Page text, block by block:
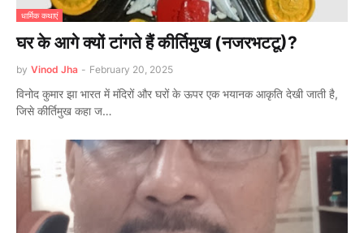
धार्मिक कथाएं
घर के आगे क्यों टांगते हैं कीर्तिमुख (नजरभटटू)?
by Vinod Jha - February 20, 2025
विनोद कुमार झा भारत में मंदिरों और घरों के ऊपर एक भयानक आकृति देखी जाती है,
जिसे कीर्तिमुख कहा ज…